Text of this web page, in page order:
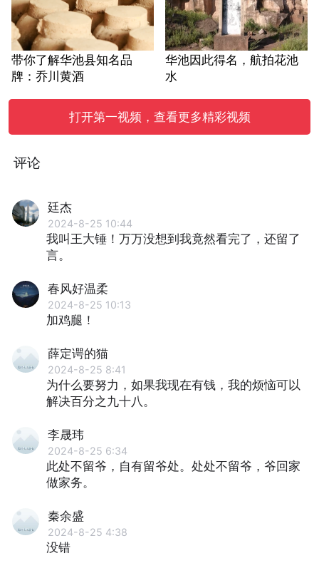
带你了解华池县知名品
牌：乔川黄酒
华池因此得名，航拍花池
水
打开第一视频，查看更多精彩视频
评论
廷杰
2024-8-25 10:44
我叫王大锤！万万没想到我竟然看完了，还留了
言。
春风好温柔
2024-8-25 10:13
加鸡腿！
薛定谔的猫
2024-8-25 8:41
为什么要努⼒，如果我现在有钱，我的烦恼可以
解决百分之九十八。
李晟玮
2024-8-25 6:34
此处不留爷，⾃有留爷处。处处不留爷，爷回家
做家务。
秦余盛
2024-8-25 4:38
没错